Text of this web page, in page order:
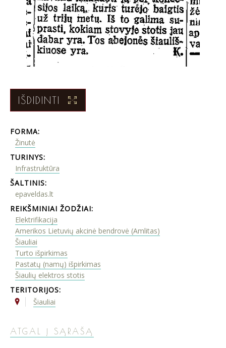
IŠDIDINTI
FORMA:
Žinutė
TURINYS:
Infrastruktūra
ŠALTINIS:
epaveldas.lt
REIKŠMINIAI ŽODŽIAI:
Elektrifikacija
Amerikos Lietuvių akcinė bendrovė (Amlitas)
Šiauliai
Turto išpirkimas
Pastatų (namų) išpirkimas
Šiaulių elektros stotis
TERITORIJOS:
Šiauliai
ATGAL Į SĄRAŠĄ